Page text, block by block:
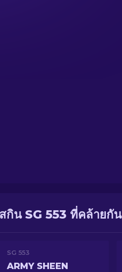
สกิน SG 553 ที่คล้ายกัน
SG 553
ARMY SHEEN